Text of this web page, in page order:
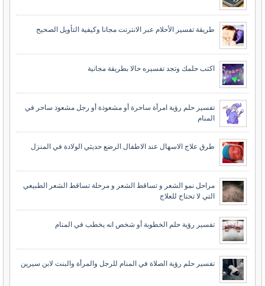
طريقة تفسير الأحلام عبر الانترنت مجانا وكيفية التأويل الصحيح
اكتب حلمك وتجد تفسيره حالا بطريقة مجانية
تفسير حلم رؤية امرأة ساحرة أو مشعوذة أو رجل مشعوذ ساحر في
المنام
طرق علاج الاسهال عند الاطفال الرضع حديثي الولادة في المنزل
مراحل نمو الشعر و تساقط الشعر و مرحلة تساقط الشعر الطبيعي
التي لا تحتاج للعلاج
تفسير رؤية حلم الخطوبة أو شخص انه يخطب في المنام
تفسير حلم رؤية الصلاة في المنام للرجل والمرأة والبنت لابن سيرين